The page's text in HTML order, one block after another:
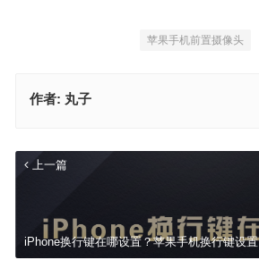
苹果手机前置摄像头
作者: 丸子
上一篇
iPhone换行键在哪设置？苹果手机换行键设置